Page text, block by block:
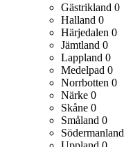
Gästrikland 0
Halland 0
Härjedalen 0
Jämtland 0
Lappland 0
Medelpad 0
Norrbotten 0
Närke 0
Skåne 0
Småland 0
Södermanland